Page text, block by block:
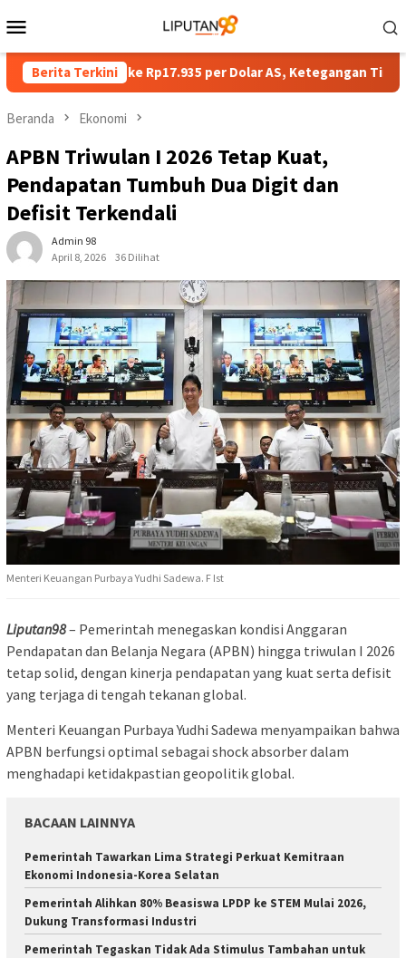
ke
Mobile
Berita Terkini
Melemah ke Rp17.935 per Dolar AS, Ketegangan Timur
Beranda Ekonomi
APBN Triwulan I 2026 Tetap Kuat,
Pendapatan Tumbuh Dua Digit dan
Defisit Terkendali
Admin 98
April 8, 2026
36 Dilihat
Menteri Keuangan Purbaya Yudhi Sadewa. F Ist
Liputan98– Pemerintah menegaskan kondisi Anggaran
Pendapatan dan Belanja Negara (APBN) hingga triwulan I 2026
tetap solid, dengan kinerja pendapatan yang kuat serta defisit
yang terjaga di tengah tekanan global.
Menteri Keuangan Purbaya Yudhi Sadewa menyampaikan bahwa
APBN berfungsi optimal sebagai shock absorber dalam
menghadapi ketidakpastian geopolitik global.
BACAAN LAINNYA
Pemerintah Tawarkan Lima Strategi Perkuat Kemitraan
Ekonomi Indonesia-Korea Selatan
Pemerintah Alihkan 80% Beasiswa LPDP ke STEM Mulai 2026,
Dukung Transformasi Industri
Pemerintah Tegaskan Tidak Ada Stimulus Tambahan untuk